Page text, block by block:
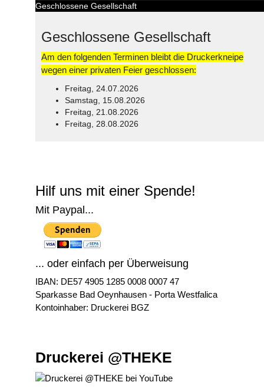
Geschlossene Gesellschaft
Geschlossene Gesellschaft
Am den folgenden Terminen bleibt die Druckerkneipe
wegen einer privaten Feier geschlossen:
Freitag, 24.07.2026
Samstag, 15.08.2026
Freitag, 21.08.2026
Freitag, 28.08.2026
Hilf uns mit einer Spende!
Mit Paypal...
... oder einfach per Überweisung
IBAN: DE57 4905 1285 0008 0007 47
Sparkasse Bad Oeynhausen - Porta Westfalica
Kontoinhaber: Druckerei BGZ
Druckerei @THEKE